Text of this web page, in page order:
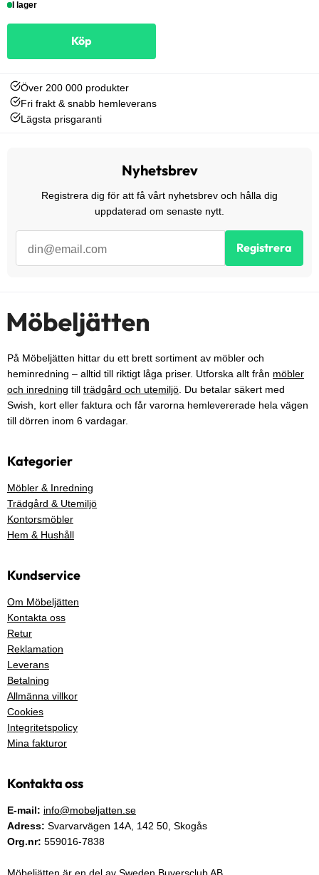
I lager
Köp
Över 200 000 produkter
Fri frakt & snabb hemleverans
Lägsta prisgaranti
Nyhetsbrev
Registrera dig för att få vårt nyhetsbrev och hålla dig
uppdaterad om senaste nytt.
Registrera
På Möbeljätten hittar du ett brett sortiment av möbler och
heminredning – alltid till riktigt låga priser. Utforska allt från möbler
och inredning till trädgård och utemiljö . Du betalar säkert med
Swish, kort eller faktura och får varorna hemlevererade hela vägen
till dörren inom 6 vardagar.
Kategorier
Möbler & Inredning
Trädgård & Utemiljö
Kontorsmöbler
Hem & Hushåll
Kundservice
Om Möbeljätten
Kontakta oss
Retur
Reklamation
Leverans
Betalning
Allmänna villkor
Cookies
Integritetspolicy
Mina fakturor
Kontakta oss
E-mail: info@mobeljatten.se
Adress: Svarvarvägen 14A, 142 50 , Skogås
Org.nr: 559016-7838